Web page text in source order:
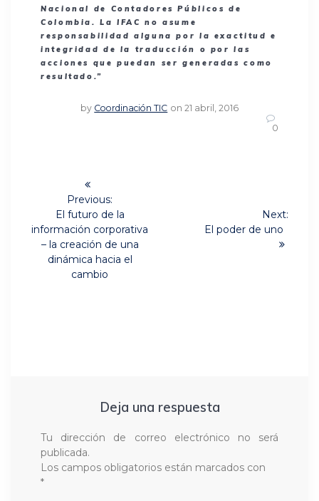
Nacional de Contadores Públicos de
Colombia. La IFAC no asume
responsabilidad alguna por la exactitud e
integridad de la traducción o por las
acciones que puedan ser generadas como
resultado.”
by Coordinación TIC on 21 abril, 2016
0
Navegación
entradas
Previous:
Previous
post:
El futuro de la
información corporativa
– la creación de una
dinámica hacia el
cambio
Next:
El poder de uno
Deja una respuesta
Tu dirección de correo electrónico no será
publicada.
Los campos obligatorios están marcados con
*